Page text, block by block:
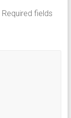
Required fields